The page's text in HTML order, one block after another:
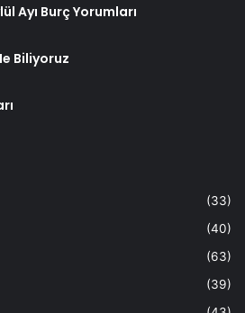
Ayı Burç Yorumları
Biliyoruz
(33)
(40)
(63)
(39)